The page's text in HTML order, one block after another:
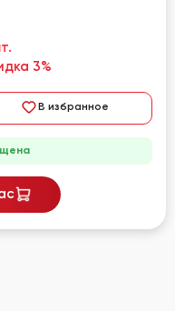
3%
В избранное